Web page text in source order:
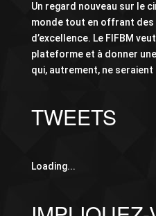
Un regard nouveau sur le
monde tout en offrant des
d’excellence. Le FIFBM
plateforme et à donner
qui, autrement, ne seraient
TWEETS
Loading...